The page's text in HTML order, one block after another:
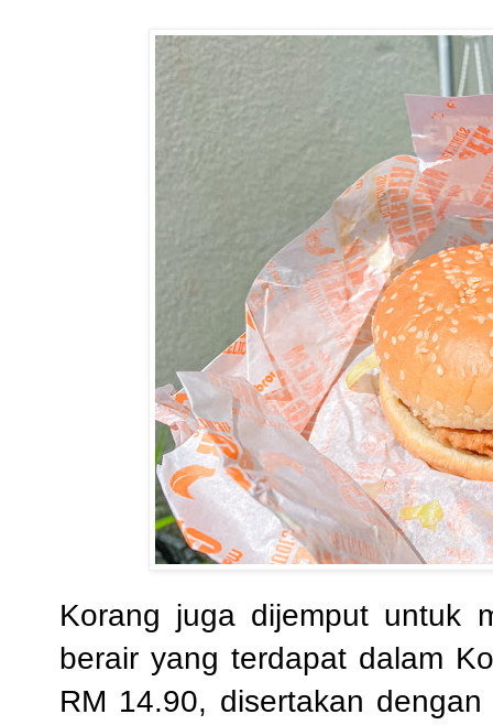
Korang juga dijemput untuk
berair yang terdapat dalam
RM 14.90, disertakan